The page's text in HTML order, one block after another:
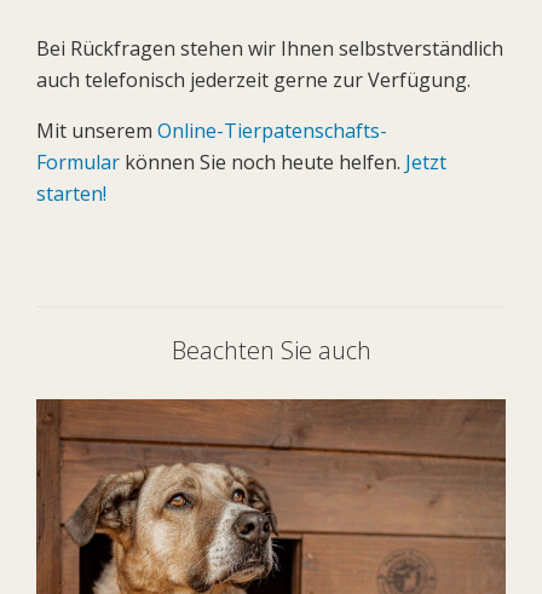
Bei Rückfragen stehen wir Ihnen selbstverständlich
auch telefonisch jederzeit gerne zur Verfügung.
Mit unserem Online-Tierpatenschafts-
Formular können Sie noch heute helfen. Jetzt
starten!
Beachten Sie auch